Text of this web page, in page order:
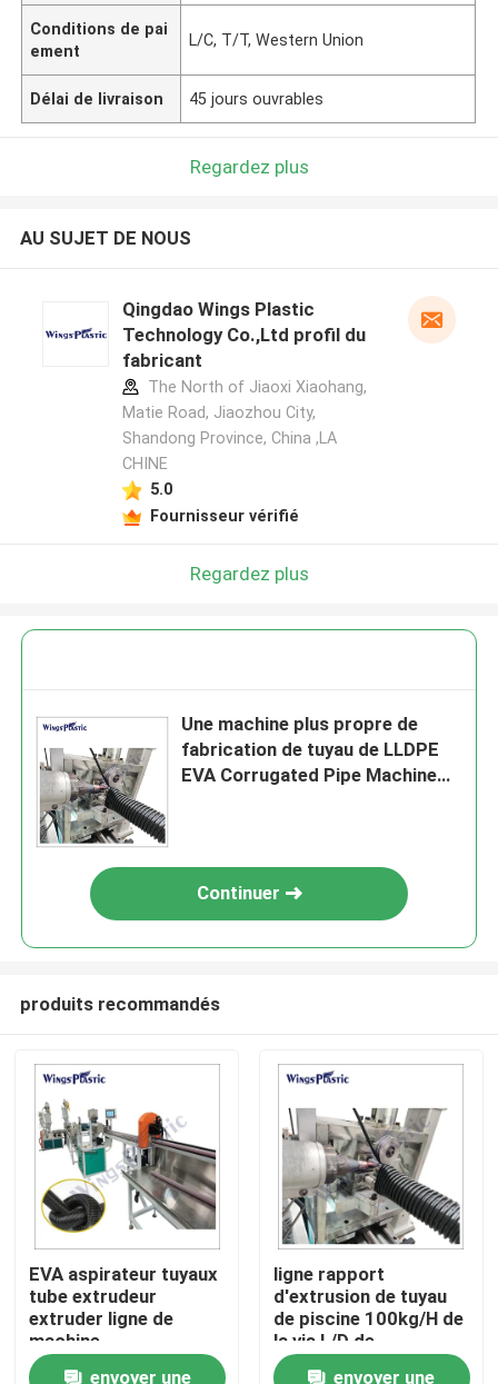
Maison
Produits
Au sujet de nous
Conditions de pai
ement
L/C, T/T, Western Union
Délai de livraison 45 jours ouvrables
Regardez plus
AU SUJET DE NOUS
Qingdao Wings Plastic
Technology Co.,Ltd profil du
fabricant
The North of Jiaoxi Xiaohang,
Matie Road, Jiaozhou City,
Shandong Province, China ,LA
CHINE
5.0
Fournisseur vérifié
Regardez plus
Une machine plus propre de
fabrication de tuyau de LLDPE
EVA Corrugated Pipe Machine
Continuer
produits recommandés
EVA aspirateur tuyaux
tube extrudeur
extruder ligne de
machine
envoyer une
ligne rapport
d'extrusion de tuyau
de piscine 100kg/H de
la vis L/D de
l'alimentation
envoyer une